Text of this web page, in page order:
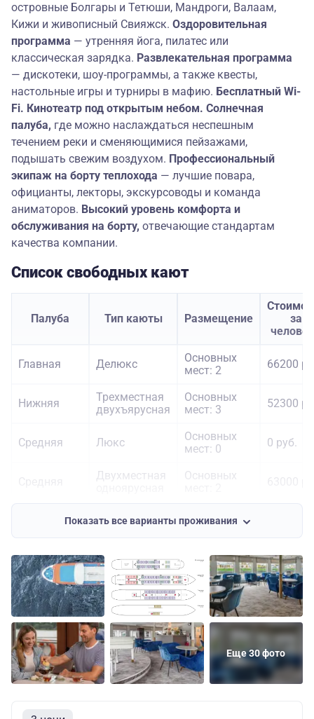
островные Болгары и Тетюши, Мандроги, Валаам,
Кижи и живописный Свияжск. Оздоровительная
программа — утренняя йога, пилатес или
классическая зарядка. Развлекательная программа
— дискотеки, шоу-программы, а также квесты,
настольные игры и турниры в мафию. Бесплатный Wi-
Fi. Кинотеатр под открытым небом. Солнечная
палуба, где можно наслаждаться неспешным
течением реки и сменяющимися пейзажами,
подышать свежим воздухом. Профессиональный
экипаж на борту теплохода — лучшие повара,
официанты, лекторы, экскурсоводы и команда
аниматоров. Высокий уровень комфорта и
обслуживания на борту, отвечающие стандартам
качества компании.
Список свободных кают
Палуба Тип каюты Размещение
за
Главная Делюкс
Основных
мест: 2
66200
Нижняя
Трехместная
двухъярусная
Основных
мест: 3
52300
Средняя Люкс
Основных
мест: 0
0 руб.
Двухместная
Основных
Делюкс
мест: 2
Шлюпочная
Двухместная
одноярусная
Основных
мест: 2
66200
Шлюпочная
2-местная с
двуспальной
кроватью
Основных
мест: 2
66200
Шлюпочная Делюкс
Основных
мест: 2
75600
Показать все варианты проживания
Еще 30 фото